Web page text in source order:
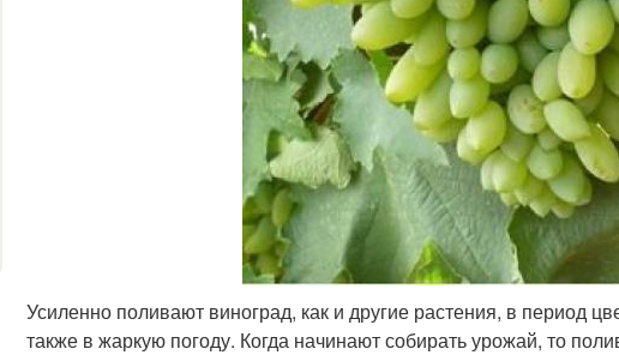
Усиленно поливают виноград, как и другие растения, в период
также в жаркую погоду. Когда начинают собирать урожай, то